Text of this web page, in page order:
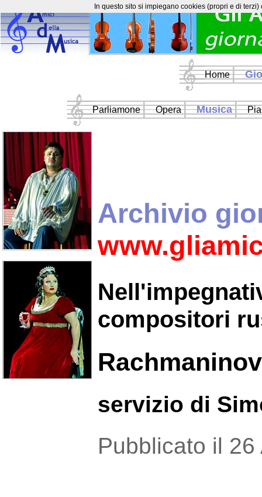
Home
Parliamone Opera Musica
Archivio
compositori
servizio di
Pubblicato il
In questo sito si impiegano cookies (propri e di